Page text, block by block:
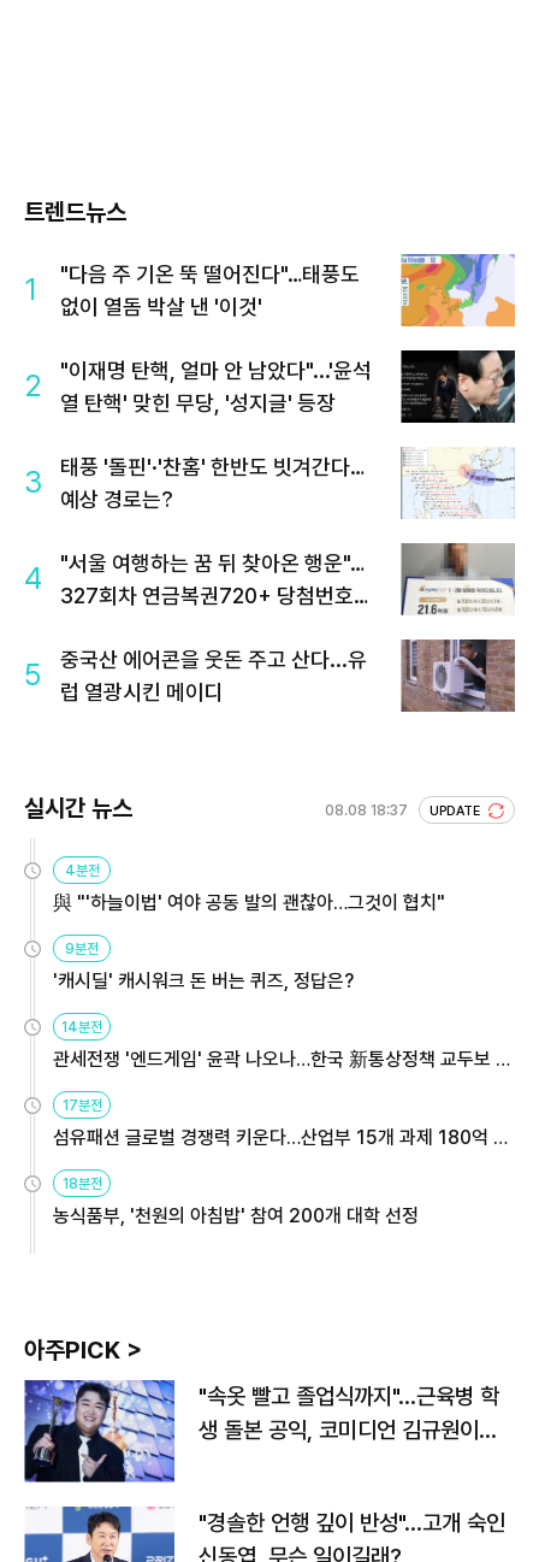
트렌드뉴스
1
"다음 주 기온 뚝 떨어진다"…태풍도
없이 열돔 박살 낸 '이것'
2
"이재명 탄핵, 얼마 안 남았다"...'윤석
열 탄핵' 맞힌 무당, '성지글' 등장
3
태풍 '돌핀'·'찬홈' 한반도 빗겨간다…
예상 경로는?
4
"서울 여행하는 꿈 뒤 찾아온 행운"…
327회차 연금복권720+ 당첨번호조
5
중국산 에어콘을 웃돈 주고 산다...유
럽 열광시킨 메이디
실시간 뉴스 08.08 18:37 UPDATE
4분전
與 "'하늘이법' 여야 공동 발의 괜찮아…그것이 협치"
9분전
'캐시딜' 캐시워크 돈 버는 퀴즈, 정답은?
14분전
관세전쟁 '엔드게임' 윤곽 나오나…한국 新통상정책 교두보 활
17분전
섬유패션 글로벌 경쟁력 키운다…산업부 15개 과제 180억 지
18분전
농식품부, '천원의 아침밥' 참여 200개 대학 선정
아주PICK >
"속옷 빨고 졸업식까지"…근육병 학
생 돌본 공익, 코미디언 김규원이었
"경솔한 언행 깊이 반성"…고개 숙인
신동엽, 무슨 일이길래?